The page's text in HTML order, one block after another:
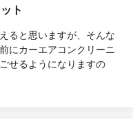
ト
ると思いますが、そんな
にカーエアコンクリーニ
せるようになりますの